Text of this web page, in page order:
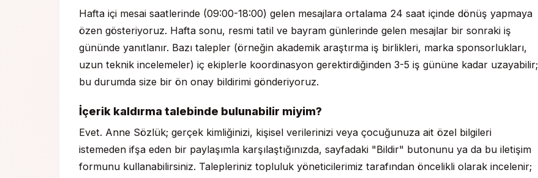
Hafta içi mesai saatlerinde (09:00-18:00) gelen mesajlara ortalama 24 saat içinde dönüş yapmaya
özen gösteriyoruz. Hafta sonu, resmi tatil ve bayram günlerinde gelen mesajlar bir sonraki iş
gününde yanıtlanır. Bazı talepler (örneğin akademik araştırma iş birlikleri, marka sponsorlukları,
uzun teknik incelemeler) iç ekiplerle koordinasyon gerektirdiğinden 3-5 iş gününe kadar uzayabilir;
bu durumda size bir ön onay bildirimi gönderiyoruz.
İçerik kaldırma talebinde bulunabilir miyim?
Evet. Anne Sözlük; gerçek kimliğinizi, kişisel verilerinizi veya çocuğunuza ait özel bilgileri
istemeden ifşa eden bir paylaşımla karşılaştığınızda, sayfadaki "Bildir" butonunu ya da bu iletişim
formunu kullanabilirsiniz. Talepleriniz topluluk yöneticilerimiz tarafından öncelikli olarak incelenir;